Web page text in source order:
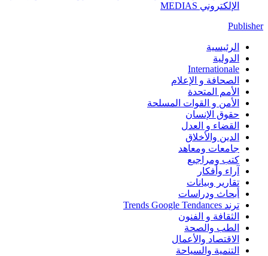
الإلكتروني MEDIAS
Publisher
الرئيسية
الدولية
Internationale
الصحافة و الإعلام
الأمم المتحدة
الأمن و القوات المسلحة
حقوق الإنسان
القضاء و العدل
الدين والأخلاق
جامعات ومعاهد
كتب ومراجيع
آراء وأفكار
تقارير وبيانات
أبحاث ودراسات
ترند Trends Google Tendances
الثقافة و الفنون
الطب والصحة
الاقتصاد والأعمال
التنمية والسياحة